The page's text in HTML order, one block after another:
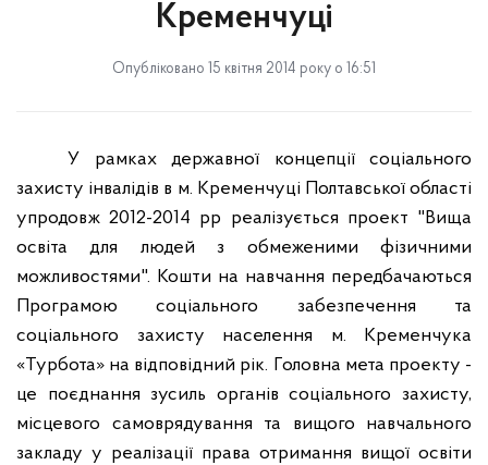
Кременчуці
Опубліковано 15 квітня 2014 року о 16:51
У рамках державної концепції соціального
захисту інвалідів в м. Кременчуці Полтавської області
упродовж 2012-2014 рр реалізується проект "Вища
освіта для людей з обмеженими фізичними
можливостями". Кошти на навчання передбачаються
Програмою соціального забезпечення та
соціального захисту населення м. Кременчука
«Турбота» на відповідний рік. Головна мета проекту -
це поєднання зусиль органів соціального захисту,
місцевого самоврядування та вищого навчального
закладу у реалізації права отримання вищої освіти